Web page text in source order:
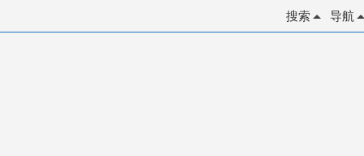
导航
搜索